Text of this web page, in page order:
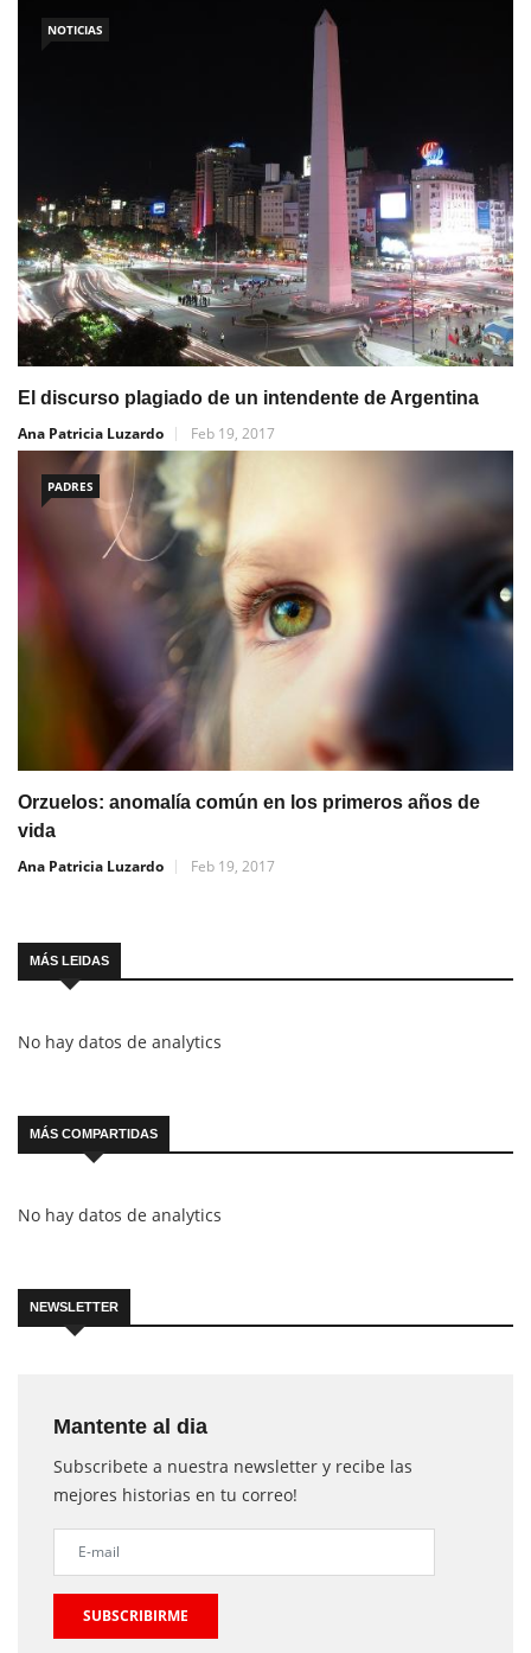
NOTICIAS
El discurso plagiado de un intendente de Argentina
Ana Patricia Luzardo
Feb 19, 2017
PADRES
Orzuelos: anomalía común en los primeros años de
vida
Ana Patricia Luzardo
Feb 19, 2017
MÁS LEIDAS
No hay datos de analytics
MÁS COMPARTIDAS
No hay datos de analytics
NEWSLETTER
Mantente al dia
Subscribete a nuestra newsletter y recibe las
mejores historias en tu correo!
SUBSCRIBIRME